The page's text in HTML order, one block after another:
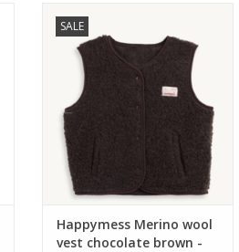
SALE
TOEVOEGEN AAN WINKELWAGEN
Happymess Merino wool
vest chocolate brown -